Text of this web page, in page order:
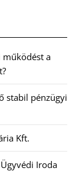
működést a
stabil pénzügyi
Kft.
Iroda